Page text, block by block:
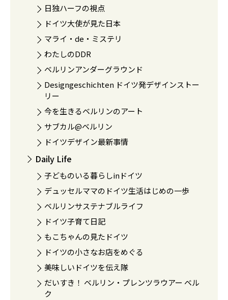
日独ハーフの視点
ドイツ大使が見た日本
マライ・de・ミステリ
わたしのDDR
ベルリンアンダーグラウンド
Designgeschichten ドイツ発デザインストー
リー
今を生きるベルリンのアート
サブカル@ベルリン
ドイツデザイン最新事情
Daily Life
子どものいる暮らしinドイツ
デュッセルママのドイツ生活はじめの一歩
ベルリンサステナブルライフ
ドイツ子育て日記
もこちゃんの見たドイツ
ドイツの小さなお店をめぐる
美味しいドイツを伝え隊
だいすき！ ベルリン・プレンツラウアー ベル
ク